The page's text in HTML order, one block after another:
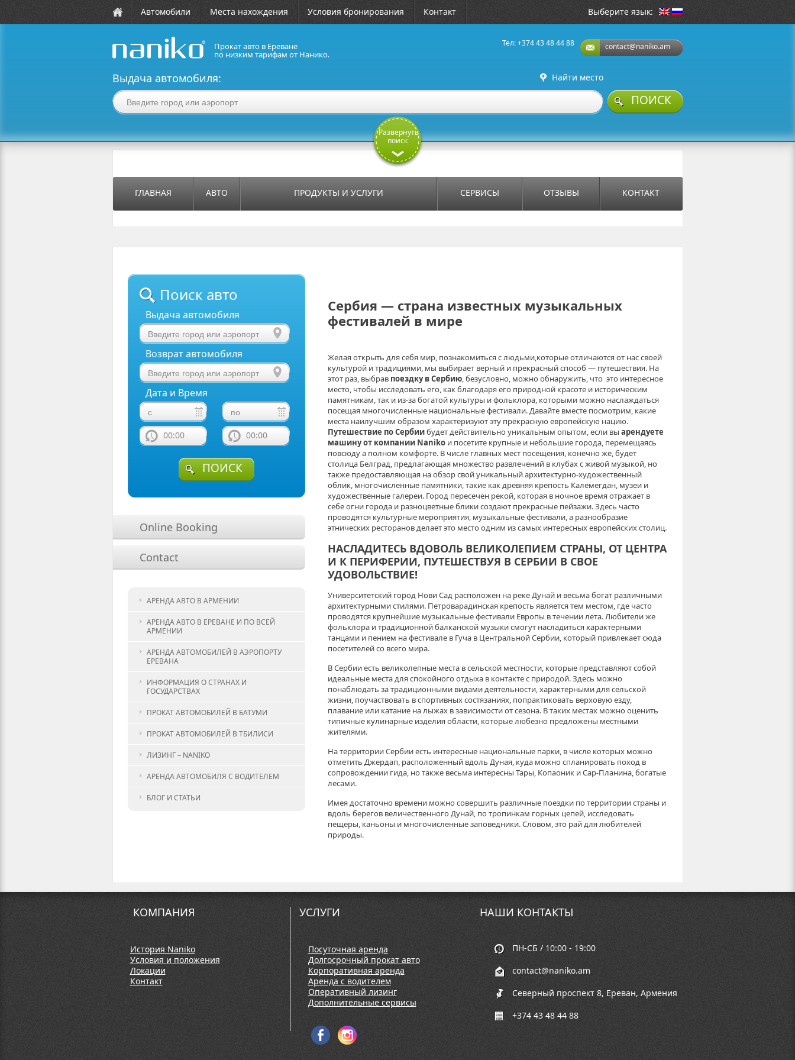
Автомобили Места нахождения Условия бронирования Контакт Выберите язык:
Прокат авто в Ереване
по низким тарифам от Нанико.
contact@naniko.am
Тел: +374 43 48 44 88
Выдача автомобиля: Найти место
ПОИСК
Развернуть
поиск
ГЛАВНАЯ АВТО ПРОДУКТЫ И УСЛУГИ СЕРВИСЫ ОТЗЫВЫ КОНТАКТ
Поиск авто
Выдача автомобиля
Возврат автомобиля
Дата и Время
00:00 00:00
ПОИСК
Online Booking
Contact
АРЕНДА АВТО В АРМЕНИИ
АРЕНДА АВТО В ЕРЕВАНЕ И ПО ВСЕЙ
АРМЕНИИ
АРЕНДА АВТОМОБИЛЕЙ В АЭРОПОРТУ
ЕРЕВАНА
ИНФОРМАЦИЯ О СТРАНАХ И
ГОСУДАРСТВАХ
ПРОКАТ АВТОМОБИЛЕЙ В БАТУМИ
ПРОКАТ АВТОМОБИЛЕЙ В ТБИЛИСИ
ЛИЗИНГ – NANIKO
АРЕНДА АВТОМОБИЛЯ С ВОДИТЕЛЕМ
БЛОГ И СТАТЬИ
Сербия — страна известных музыкальных
фестивалей в мире
Желая открыть для себя мир, познакомиться с людьми,которые отличаются от нас своей
культурой и традициями, мы выбирает верный и прекрасный способ — путешествия. На
этот раз, выбрав поездку в Сербию, безусловно, можно обнаружить, что это интересное
место, чтобы исследовать его, как благодаря его природной красоте и историческим
памятникам, так и из-за богатой культуры и фольклора, которыми можно наслаждаться
посещая многочисленные национальные фестивали. Давайте вместе посмотрим, какие
места наилучшим образом характеризуют эту прекрасную европейскую нацию.
Путешествие по Сербиибудет действительно уникальным опытом, если вы арендуете
машину от компании Nanikoи посетите крупные и небольшие города, перемещаясь
повсюду а полном комфорте. В числе главных мест посещения, конечно же, будет
столица Белград, предлагающая множество развлечений в клубах с живой музыкой, но
также предоставляющая на обзор свой уникальный архитектурно-художественный
облик, многочисленные памятники, такие как древняя крепость Калемегдан, музеи и
художественные галереи. Город пересечен рекой, которая в ночное время отражает в
себе огни города и разноцветные блики создают прекрасные пейзажи. Здесь часто
проводятся культурные мероприятия, музыкальные фестивали, а разнообразие
этнических ресторанов делает это место одним из самых интересных европейских столиц.
НАСЛАДИТЕСЬ ВДОВОЛЬ ВЕЛИКОЛЕПИЕМ СТРАНЫ, ОТ ЦЕНТРА
И К ПЕРИФЕРИИ, ПУТЕШЕСТВУЯ В СЕРБИИ В СВОЕ
УДОВОЛЬСТВИЕ!
Университетский город Нови Сад расположен на реке Дунай и весьма богат различными
архитектурными стилями. Петроварадинская крепость является тем местом, где часто
проводятся крупнейшие музыкальные фестивали Европы в течении лета. Любители же
фольклора и традиционной балканской музыки смогут насладиться характерными
танцами и пением на фестивале в Гуча в Центральной Сербии, который привлекает сюда
посетителей со всего мира.
В Сербии есть великолепные места в сельской местности, которые представляют собой
идеальные места для спокойного отдыха в контакте с природой. Здесь можно
понаблюдать за традиционными видами деятельности, характерными для сельской
жизни, поучаствовать в спортивных состязаниях, попрактиковать верховую езду,
плавание или катание на лыжах в зависимости от сезона. В таких местах можно оценить
типичные кулинарные изделия области, которые любезно предложены местными
жителями.
На территории Сербии есть интересные национальные парки, в числе которых можно
отметить Джердап, расположенный вдоль Дуная, куда можно спланировать поход в
сопровождении гида, но также весьма интересны Тары, Копаоник и Сар-Планина, богатые
лесами.
Имея достаточно времени можно совершить различные поездки по территории страны и
вдоль берегов величественного Дунай, по тропинкам горных цепей, исследовать
пещеры, каньоны и многочисленные заповедники. Словом, это рай для любителей
природы.
КОМПАНИЯ
История Naniko
Условия и положения
Локации
Контакт
УСЛУГИ
Посуточная аренда
Долгосрочный прокат авто
Корпоративная аренда
Аренда с водителем
Оперативный лизинг
Дополнительные сервисы
НАШИ КОНТАКТЫ
ПН-СБ / 10:00 - 19:00
contact@naniko.am
Северный проспект 8, Ереван, Армения
+374 43 48 44 88